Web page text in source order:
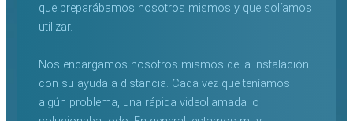
que preparábamos nosotros mismos y que solíamos
utilizar.
Nos encargamos nosotros mismos de la instalación
con su ayuda a distancia. Cada vez que teníamos
algún problema, una rápida videollamada lo